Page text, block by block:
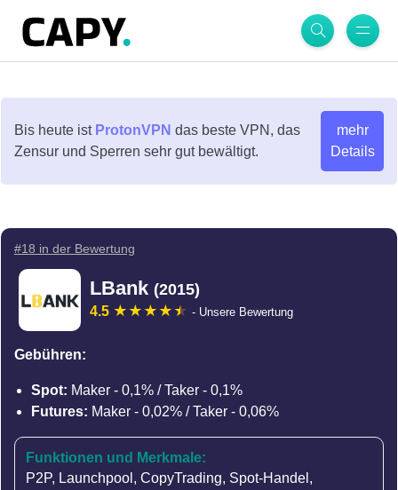
Bis heute ist ProtonVPN das beste VPN, das
Zensur und Sperren sehr gut bewältigt.
mehr
Details
#18 in der Bewertung
LBank (2015)
4.5 - Unsere Bewertung
Gebühren:
Spot: Maker - 0,1% / Taker - 0,1%
Futures: Maker - 0,02% / Taker - 0,06%
Funktionen und Merkmale:
P2P, Launchpool , CopyTrading, Spot-Handel ,